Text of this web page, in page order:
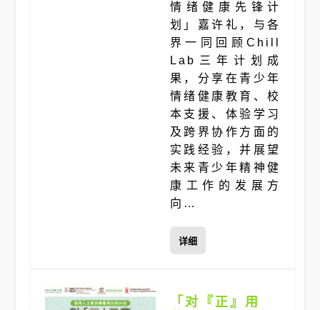
情绪健康先锋计
划」嘉许礼，与各
界一同回顾Chill
Lab三年计划成
果，分享在青少年
情绪健康教育、校
本支援、体验学习
及跨界协作方面的
实践经验，并展望
未来青少年精神健
康工作的发展方
向…
详细
「对『正』用